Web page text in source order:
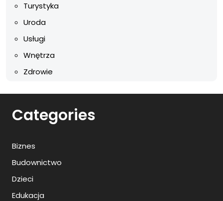
Turystyka
Uroda
Usługi
Wnętrza
Zdrowie
Categories
Biznes
Budownictwo
Dzieci
Edukacja